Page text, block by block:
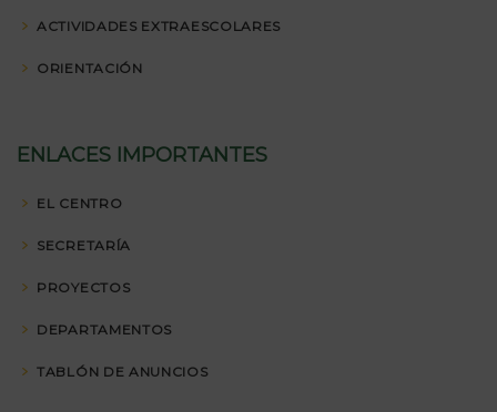
ACTIVIDADES EXTRAESCOLARES
ORIENTACIÓN
ENLACES IMPORTANTES
EL CENTRO
SECRETARÍA
PROYECTOS
DEPARTAMENTOS
TABLÓN DE ANUNCIOS